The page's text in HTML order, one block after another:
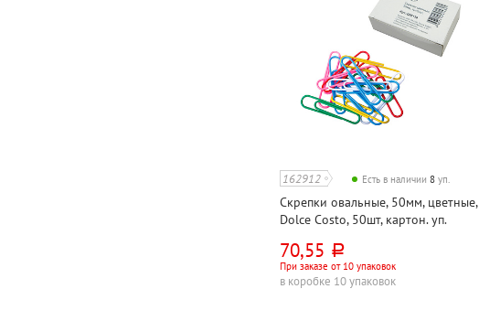
162912 Есть в наличии8 уп.
Скрепки овальные, 50мм, цветные,
Dolce Costo, 50шт, картон. уп.
70,55 руб.
При заказе от 10 упаковок
в коробке 10 упаковок